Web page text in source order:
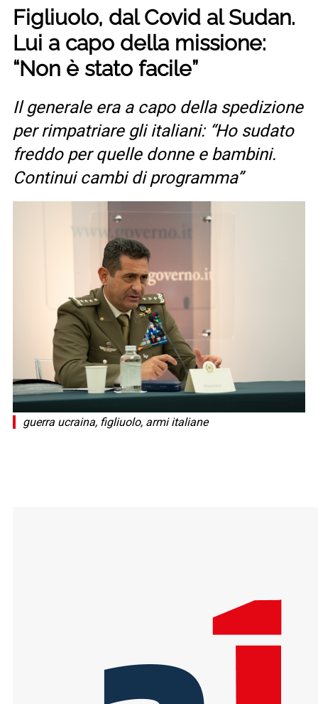
Figliuolo, dal Covid al Sudan.
Lui a capo della missione:
“Non è stato facile”
Il generale era a capo della spedizione
per rimpatriare gli italiani: “Ho sudato
freddo per quelle donne e bambini.
Continui cambi di programma”
guerra ucraina, figliuolo, armi italiane